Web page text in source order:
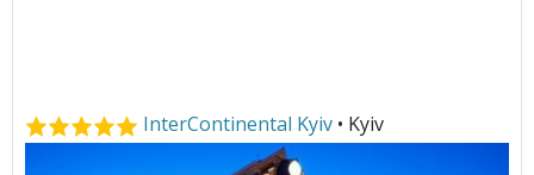
InterContinental Kyiv • Kyiv